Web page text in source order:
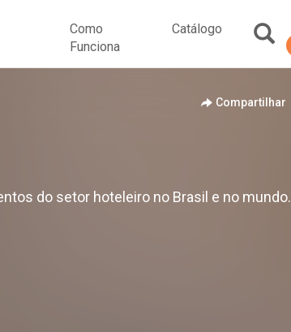
Como
Funciona
Catálogo
Compartilhar
do setor hoteleiro no Brasil e no mundo.